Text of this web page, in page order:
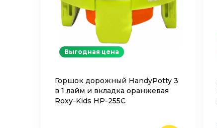
Горшок дорожный HandyPotty 3
в 1 лайм и вкладка оранжевая
Roxy-Kids HP-255C
Выгодная цена